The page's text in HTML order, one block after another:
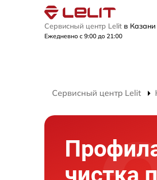
Сервисный центр Lelit в Казани
Ежедневно с 9:00 до 21:00
Сервисный центр Lelit
чистка